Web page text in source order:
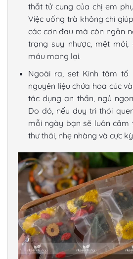
thắt tử cung của chị em
Việc uống trà không chỉ
các cơn đau mà còn ngăn
trạng suy nhược, mệt mỏi,
máu mang lại.
Ngoài ra, set Kinh tâm tố
nguyên liệu chứa hoa cúc
tác dụng an thần, ngủ
Do đó, nếu duy trì thói
mỗi ngày bạn sẽ luôn cảm
thư thái, nhẹ nhàng và cực